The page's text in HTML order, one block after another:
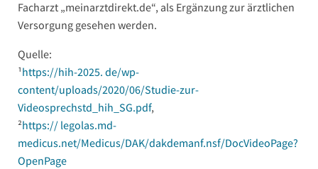
Facharzt „meinarztdirekt.de“, als Ergänzung zur ärztlichen
Versorgung gesehen werden.
Quelle:
¹https://hih-2025. de/wp-
content/uploads/2020/06/Studie-zur-
Videosprechstd_hih_SG.pdf,
²https:// legolas.md-
medicus.net/Medicus/DAK/dakdemanf.nsf/DocVideoPage?
OpenPage